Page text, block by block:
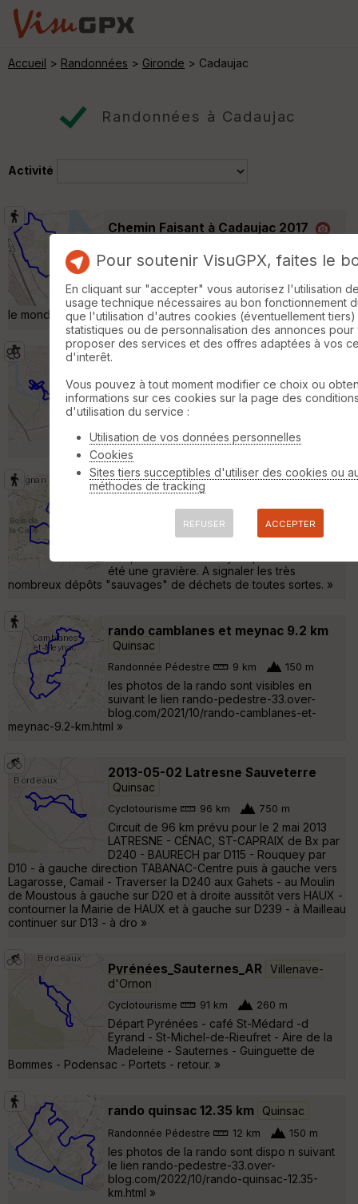
Accueil > Randonnées > Gironde > Cadaujac
Randonnées à Cadaujac
Activité
Chemin Faisant à Cadaujac 2017
Randonnée Pédestre 12 km
Très agréable balade avec peu de parcours
en ville. Région très plate. A la portée de tout
le monde ! »
rando de quinsac du 13/03/2011
VTT 36 km 400 m
jolie petite rando du dimanche matin elle
sinon dans l'ensemble elle est agreable »
Chemin Faisant à Martillac 2017
Randonnée Pédestre
été une gravière. A signaler les très
nombreux dépôts "sauvages" de déchets de toutes sortes. »
rando camblanes et meynac 9.2 km
Quinsac
Randonnée Pédestre 9 km 150 m
les photos de la rando sont visibles en
suivant le lien rando-pedestre-33.over-
blog.com/2021/10/rando-camblanes-et-
meynac-9.2-km.html »
2013-05-02 Latresne Sauveterre
Quinsac
Cyclotourisme 96 km 750 m
Circuit de 96 km prévu pour le 2 mai 2013
LATRESNE - CÉNAC, ST-CAPRAIX de Bx par
D240 - BAURECH par D115 - Rouquey par
D10 - à gauche direction TABANAC-Centre puis à gauche vers
Lagarosse, Camail - Traverser la D240 aux Gahets - au Moulin
de Moustous à gauche sur D20 et à droite aussitôt vers HAUX -
contourner la Mairie de HAUX et à gauche sur D239 - à Mailleau
continuer sur D13 - à dro »
Pyrénées_Sauternes_AR Villenave-
d'Ornon
Cyclotourisme 91 km 260 m
Départ Pyrénées - café St-Médard -d
Eyrand - St-Michel-de-Rieufret - Aire de la
Madeleine - Sauternes - Guinguette de
Bommes - Podensac - Portets - retour. »
rando quinsac 12.35 km Quinsac
Randonnée Pédestre 12 km 150 m
les photos de la rando sont dispo n suivant
le lien rando-pedestre-33.over-
blog.com/2022/10/rando-quinsac-12.35-
km.html »
Pour soutenir VisuGPX, faites le
En cliquant sur "accepter" vous autorisez l'utilisation
usage technique nécessaires au bon fonctionnement
que l'utilisation d'autres cookies (éventuellement
statistiques ou de personnalisation des annonces pour
proposer des services et des offres adaptées à vos
d'interêt.
Vous pouvez à tout moment modifier ce choix ou
informations sur ces cookies sur la page des
d'utilisation du service :
Utilisation de vos données personnelles
Cookies
Sites tiers succeptibles d'utiliser des cookies ou
méthodes de tracking
REFUSER ACCEPTER